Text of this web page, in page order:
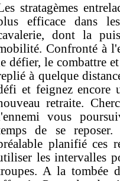
stratagèmes
efficace dans
dont la
Confronté à
défier, le combattre
à quelque
et feignez encore
retraite.
vous
de se
planifié ces
les intervalles
A la tombée